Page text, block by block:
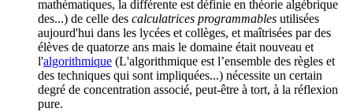
mathématiques, la différente est définie en théorie algébrique
des...) de celle des calculatrices programmables utilisées
aujourd'hui dans les lycées et collèges, et maîtrisées par des
élèves de quatorze ans mais le domaine était nouveau et
l'algorithmique (L'algorithmique est l’ensemble des règles et
des techniques qui sont impliquées...) nécessite un certain
degré de concentration associé, peut-être à tort, à la réflexion
pure.